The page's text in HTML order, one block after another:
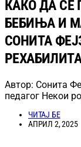
КАКО ДА СЕ
БЕБИЊА И
СОНИТА
Автор: Сонита
педагог Некои
ЧИТАЈ БЕ
АПРИЛ 2, 2025